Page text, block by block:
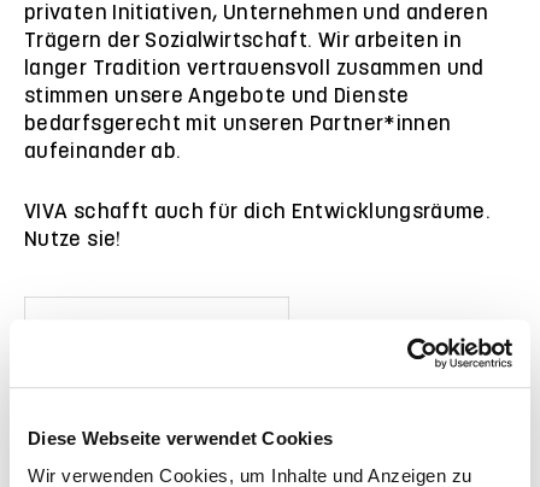
Diese Webseite verwendet Cookies
Wir verwenden Cookies, um Inhalte und Anzeigen zu
privaten Initiativen, Unternehmen und anderen
Trägern der Sozialwirtschaft. Wir arbeiten in
langer Tradition vertrauensvoll zusammen und
stimmen unsere Angebote und Dienste
bedarfsgerecht mit unseren Partner*innen
aufeinander ab.
VIVA schafft auch für dich Entwicklungsräume.
Nutze sie!